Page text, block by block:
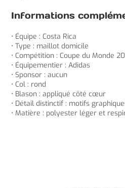
Informations
• Équipe : Costa Rica
• Type : maillot domicile
• Compétition : Coupe du Monde
• Équipementier : Adidas
• Sponsor : aucun
• Col : rond
• Blason : appliqué côté cœur
• Détail distinctif : motifs
• Matière : polyester léger et